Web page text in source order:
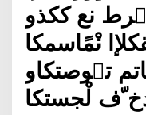
نع ككذو
نْمًاسمكا
تۂوصتكاو
ّف لْجستكا